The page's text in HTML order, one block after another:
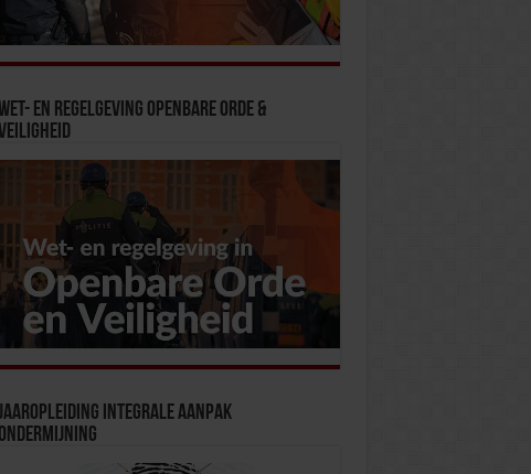
Wet- en Regelgeving Openbare Orde &
Veiligheid
Integrale Aanpak
Ondermijning